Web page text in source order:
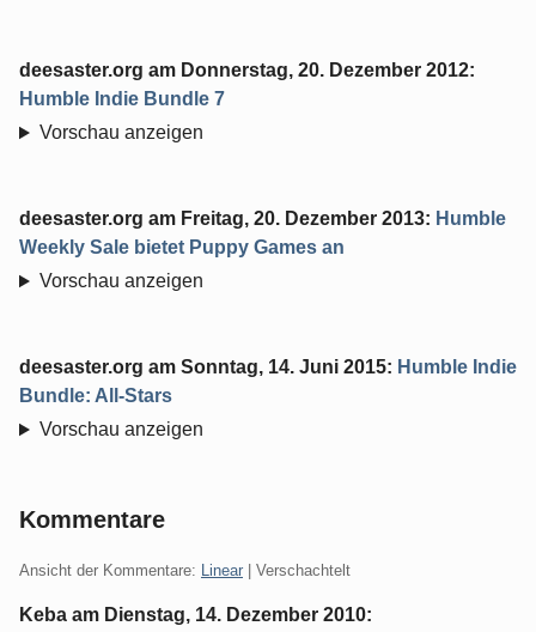
deesaster.org am Donnerstag, 20. Dezember 2012:
Humble Indie Bundle 7
Vorschau anzeigen
deesaster.org am Freitag, 20. Dezember 2013: Humble
Weekly Sale bietet Puppy Games an
Vorschau anzeigen
deesaster.org am Sonntag, 14. Juni 2015: Humble Indie
Bundle: All-Stars
Vorschau anzeigen
Kommentare
Ansicht der Kommentare: Linear | Verschachtelt
Keba am Dienstag, 14. Dezember 2010: